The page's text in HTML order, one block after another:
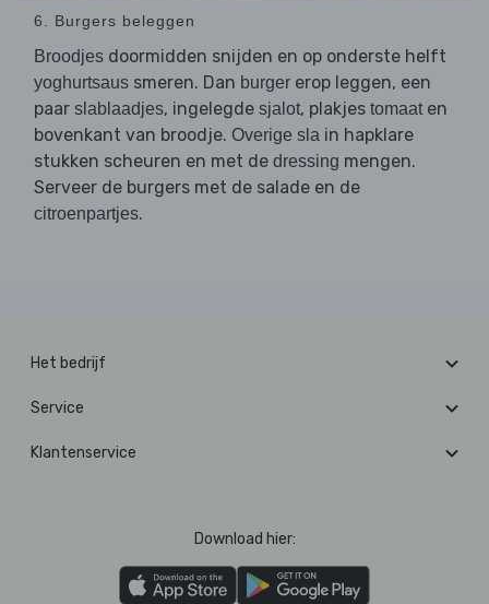
6. Burgers beleggen
Broodjes doormidden snijden en op onderste helft
yoghurtsaus smeren. Dan burger erop leggen, een
paar slablaadjes, ingelegde sjalot, plakjes tomaaten
bovenkant van broodje. Overige sla in hapklare
stukken scheuren en met de dressing mengen.
Serveer de burgers met de salade en de
citroenpartjes.
Het bedrijf
Service
Klantenservice
Download hier: